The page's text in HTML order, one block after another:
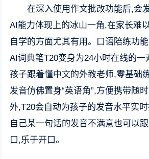
在深入使用作文批改功能后,会
AI能力体现上的冰山一角,在家长难
自学的方面尤其有用。口语陪练功
AI词典笔T20变身为24小时在线的一
孩子跟着懂中文的外教老师,零基础
发音仿佛置身“英语角”,方便携带随
外,T20会自动为孩子的发音水平实
自己某一句话的发音不满意也可以
口,乐于开口。